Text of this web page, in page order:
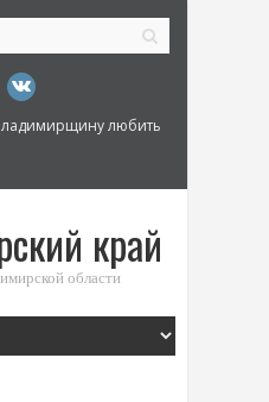
любить
край
области